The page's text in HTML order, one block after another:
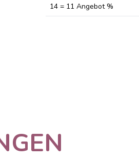
14 = 11 Angebot %